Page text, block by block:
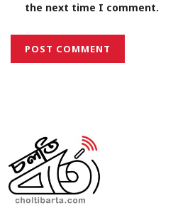
the next time I comment.